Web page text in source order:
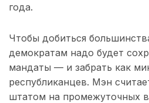
года.
Чтобы добиться
демократам надо будет
мандаты — и забрать как
республиканцев. Мэн
штатом на промежуточных